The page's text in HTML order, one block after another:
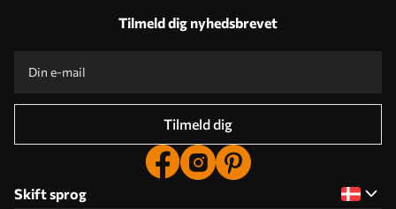
Tilmeld dig nyhedsbrevet
Tilmeld dig
Skift sprog